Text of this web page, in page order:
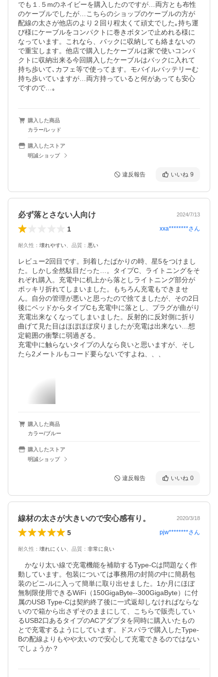
でも１.５mのネイビーを購入したのですが…両方とも布性
のケーブルでしたが…こちらのショップのケーブルの方が
配線の太さが他店のより２回り程太くて頑丈でした｡持ち運
び様にケーブルをコンパクトに巻きボタンで止めれる様に
なっています。これなら、バックに収納しても絡まないの
で重宝します。他店で購入したケーブルは家で使いコンパ
クトに収納出来る今回購入したケーブルはバックに入れて
持ち歩いて､カフェ等で使ってます。モバイルバッテリーむ
持ち歩いていますが…両方持っていると何があっても安心
ですので…｡
購入した商品
カラー/レッド
購入したストア
明誠ショップ
違反報告 いいね 9
必ず落とさない人向け 2024/7/13
1 xxa********さん
耐久性 ： 壊れやすい 品質 ： 悪い
レビュー2回目です。到着したばかりの時、星5をつけまし
た。しかし全然駄目だった…。タイプC、ライトニングをそ
れぞれ購入。充電中に机上から落としライトニング部分が
ポッキリ折れてしまいました。もちろん充電もできませ
ん。自分の管理が悪いと思ったので捨てましたが、その2日
後にベッドからタイプCも充電中に落とし、プラグが曲がり
充電出来なくなってしまいました。反射的に反対側に折り
曲げて見た目はほぼほぼ戻りましたが充電は出来ない…想
定範囲の衝撃に弱過ぎる。
充電中に触らないタイプの人なら良いと思いますが、そし
購入した商品
カラー/ブルー
購入したストア
明誠ショップ
違反報告 いいね 0
線材の太さが大きいので安心感有り。 2020/3/18
5 pjw********さん
耐久性 ： 壊れにくい 品質 ： 非常に良い
かなり太い線で充電機能を補助するType-Cは問題なく作
動しています。包装については事務用の封筒の中に簡易包
装のビニ-ルに入って簡単に取り出せました。1か月にほぼ
無制限使用できるWiFi（150GigaByte--300GigaByte）に付
属のUSB Type-Cは契約終了後に一式返却しなければならな
いので箱から出さずそのままにして、こちらで販売してい
るUSB2口あるタイプのACアダプタを同時に購入いたもの
とで充電するようにしています。ドスパラで購入したType-
Bの配線よりもやや太いので安心して充電できるのではない
でしょうか？